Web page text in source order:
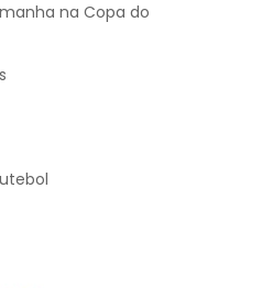
na Copa do